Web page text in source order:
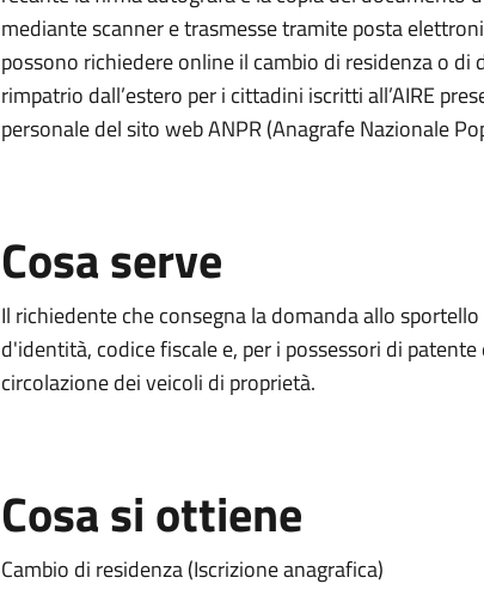
mediante scanner e trasmesse tramite posta
possono richiedere online il cambio di residenza o di
rimpatrio dall’estero per i cittadini iscritti all’AIRE
personale del sito web ANPR (Anagrafe Nazionale
Cosa serve
Il richiedente che consegna la domanda allo
d'identità, codice fiscale e, per i possessori di
circolazione dei veicoli di proprietà.
Cosa si ottiene
Cambio di residenza (Iscrizione anagrafica)